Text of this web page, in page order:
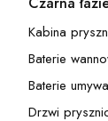
Kategoria -
Kategoria -
Kabina
Kategoria -
Baterie
Kategoria -
Baterie
Drzwi